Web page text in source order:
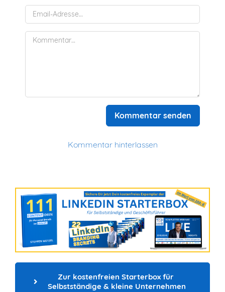
Kommentar senden
Kommentar hinterlassen
Zur kostenfreien Starterbox für
Selbstständige & kleine Unternehmen